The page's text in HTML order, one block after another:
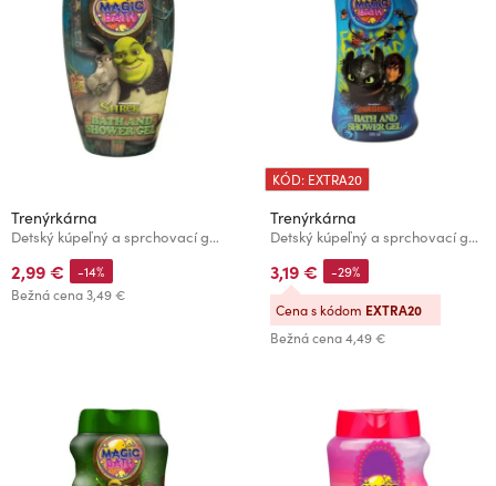
Trenýrkárna
Detský kúpeľný a sprchovací gél Shrek 200 ml
2,99 €
Bežná cena3,49 €
-14%
KÓD: EXTRA20
Trenýrkárna
Detský kúpeľný a sprchovací gél Ako si vycvičiť draka 500 ml
3,19 €
Bežná cena4,49 €
-29%
Cena s kódom EXTRA20